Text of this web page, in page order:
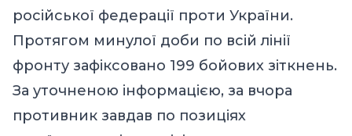
російської федерації проти України.
Протягом минулої доби по всій лінії
фронту зафіксовано 199 бойових зіткнень.
За уточненою інформацією, за вчора
противник завдав по позиціях